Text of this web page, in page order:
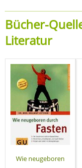
Bücher-
Literatur
Wie neugeboren